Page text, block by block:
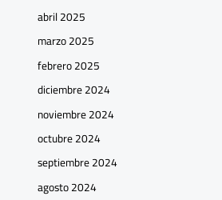
abril 2025
marzo 2025
febrero 2025
diciembre 2024
noviembre 2024
octubre 2024
septiembre 2024
agosto 2024